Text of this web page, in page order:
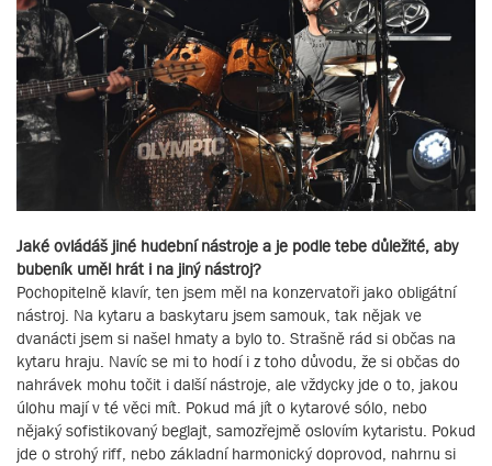
Jaké ovládáš jiné hudební nástroje a je podle tebe důležité, aby
bubeník uměl hrát i na jiný nástroj?
Pochopitelně klavír, ten jsem měl na konzervatoři jako obligátní
nástroj. Na kytaru a baskytaru jsem samouk, tak nějak ve
dvanácti jsem si našel hmaty a bylo to. Strašně rád si občas na
kytaru hraju. Navíc se mi to hodí i z toho důvodu, že si občas do
nahrávek mohu točit i další nástroje, ale vždycky jde o to, jakou
úlohu mají v té věci mít. Pokud má jít o kytarové sólo, nebo
nějaký sofistikovaný beglajt, samozřejmě oslovím kytaristu. Pokud
jde o strohý riff, nebo základní harmonický doprovod, nahrnu si